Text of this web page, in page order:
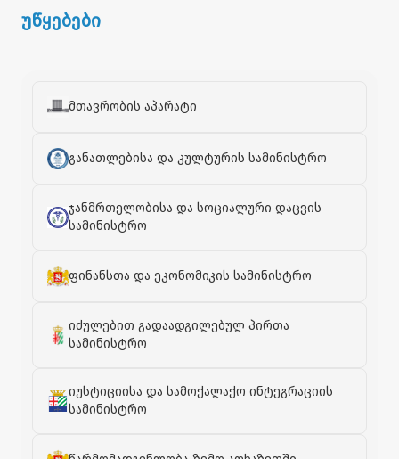
უწყებები
მთავრობის აპარატი
განათლებისა და კულტურის სამინისტრო
ჯანმრთელობისა და სოციალური დაცვის
სამინისტრო
ფინანსთა და ეკონომიკის სამინისტრო
იძულებით გადაადგილებულ პირთა
სამინისტრო
იუსტიციისა და სამოქალაქო ინტეგრაციის
სამინისტრო